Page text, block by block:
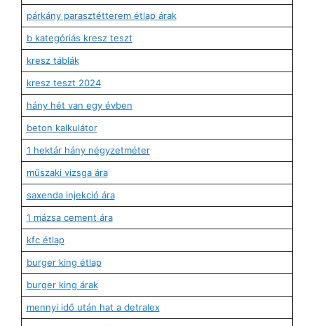
párkány parasztétterem étlap árak
b kategóriás kresz teszt
kresz táblák
kresz teszt 2024
hány hét van egy évben
beton kalkulátor
1 hektár hány négyzetméter
műszaki vizsga ára
saxenda injekció ára
1 mázsa cement ára
kfc étlap
burger king étlap
burger king árak
mennyi idő után hat a detralex